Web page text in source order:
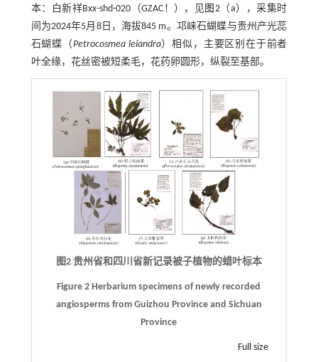
本：白新祥Bxx-shd-020（GZAC！），见图2（a），采集时
间为2024年5月8日，海拔845 m。邛崃石蝴蝶与贵州产光蕊
石蝴蝶（Petrocosmea leiandra）相似，主要区别在于前者
叶全缘，花丝密被短柔毛，花药卵圆形，纵裂至基部。
图2 贵州省和四川省新记录被子植物的蜡叶标本
Figure 2 Herbarium specimens of newly recorded
angiosperms from Guizhou Province and Sichuan
Province
Full size